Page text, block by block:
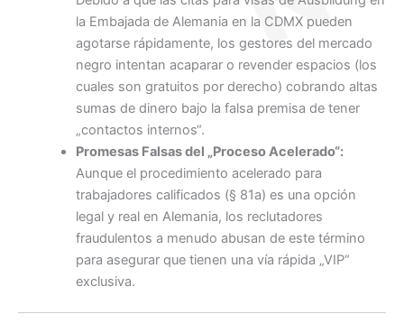
la Embajada de Alemania en la CDMX pueden
agotarse rápidamente, los gestores del mercado
negro intentan acaparar o revender espacios (los
cuales son gratuitos por derecho) cobrando altas
sumas de dinero bajo la falsa premisa de tener
„contactos internos“.
Promesas Falsas del „Proceso Acelerado“:
Aunque el procedimiento acelerado para
trabajadores calificados (§ 81a) es una opción
legal y real en Alemania, los reclutadores
fraudulentos a menudo abusan de este término
para asegurar que tienen una vía rápida „VIP“
exclusiva.